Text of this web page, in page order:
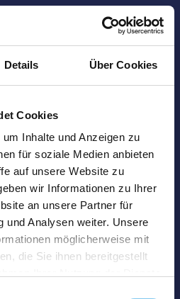
Details Über Cookies
Cookies
Inhalte und Anzeigen zu
für soziale Medien anbieten
auf unsere Website zu
wir Informationen zu Ihrer
an unsere Partner für
und Analysen weiter. Unsere
möglicherweise mit
die Sie ihnen bereitgestellt